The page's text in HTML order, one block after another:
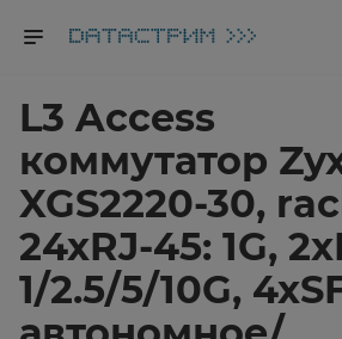
L3 Access
коммутатор
XGS2220-30,
24xRJ-45: 1G,
1/2.5/5/10G,